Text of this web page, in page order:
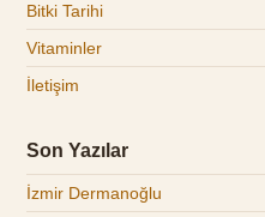
Bitki Tarihi
Vitaminler
İletişim
Son Yazılar
İzmir Dermanoğlu